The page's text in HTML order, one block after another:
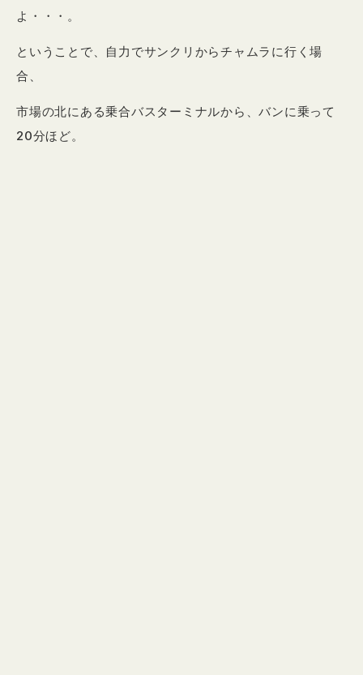
よ・・・。
ということで、自力でサンクリからチャムラに行く場
合、
市場の北にある乗合バスターミナルから、バンに乗って
20分ほど。